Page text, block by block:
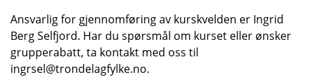
Ansvarlig for gjennomføring av kurskvelden er Ingrid
Berg Selfjord. Har du spørsmål om kurset eller ønsker
grupperabatt, ta kontakt med oss til
ingrsel@trondelagfylke.no.